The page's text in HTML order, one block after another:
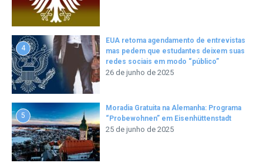
4
EUA retoma agendamento de entrevistas
mas pedem que estudantes deixem suas
redes sociais em modo “público”
26 de junho de 2025
5
Moradia Gratuita na Alemanha: Programa
“Probewohnen” em Eisenhüttenstadt
25 de junho de 2025